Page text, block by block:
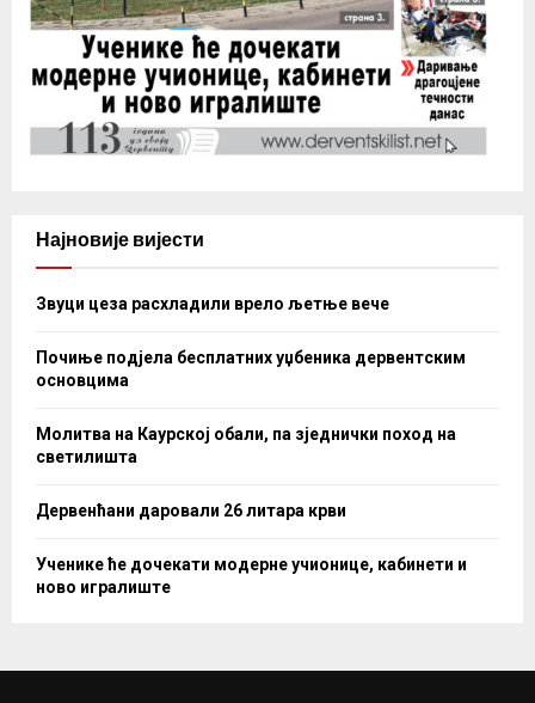
Најновије вијести
Звуци цеза расхладили врело љетње вече
Почиње подјела бесплатних уџбеника дервентским
основцима
Молитва на Каурској обали, па зједнички поход на
светилишта
Дервенћани даровали 26 литара крви
Ученике ће дочекати модерне учионице, кабинети и
ново игралиште